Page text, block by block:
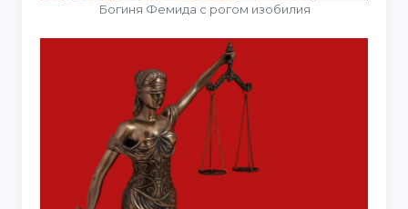
Богиня Фемида с рогом изобилия